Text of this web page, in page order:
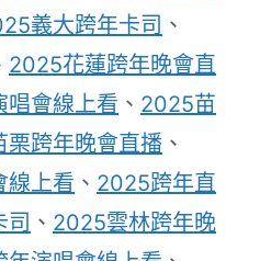
義大跨年卡司 、
2025花蓮跨年晚會直
會線上看 、 2025苗
跨年晚會直播 、
線上看 、 2025跨年直
司 、 2025雲林跨年晚